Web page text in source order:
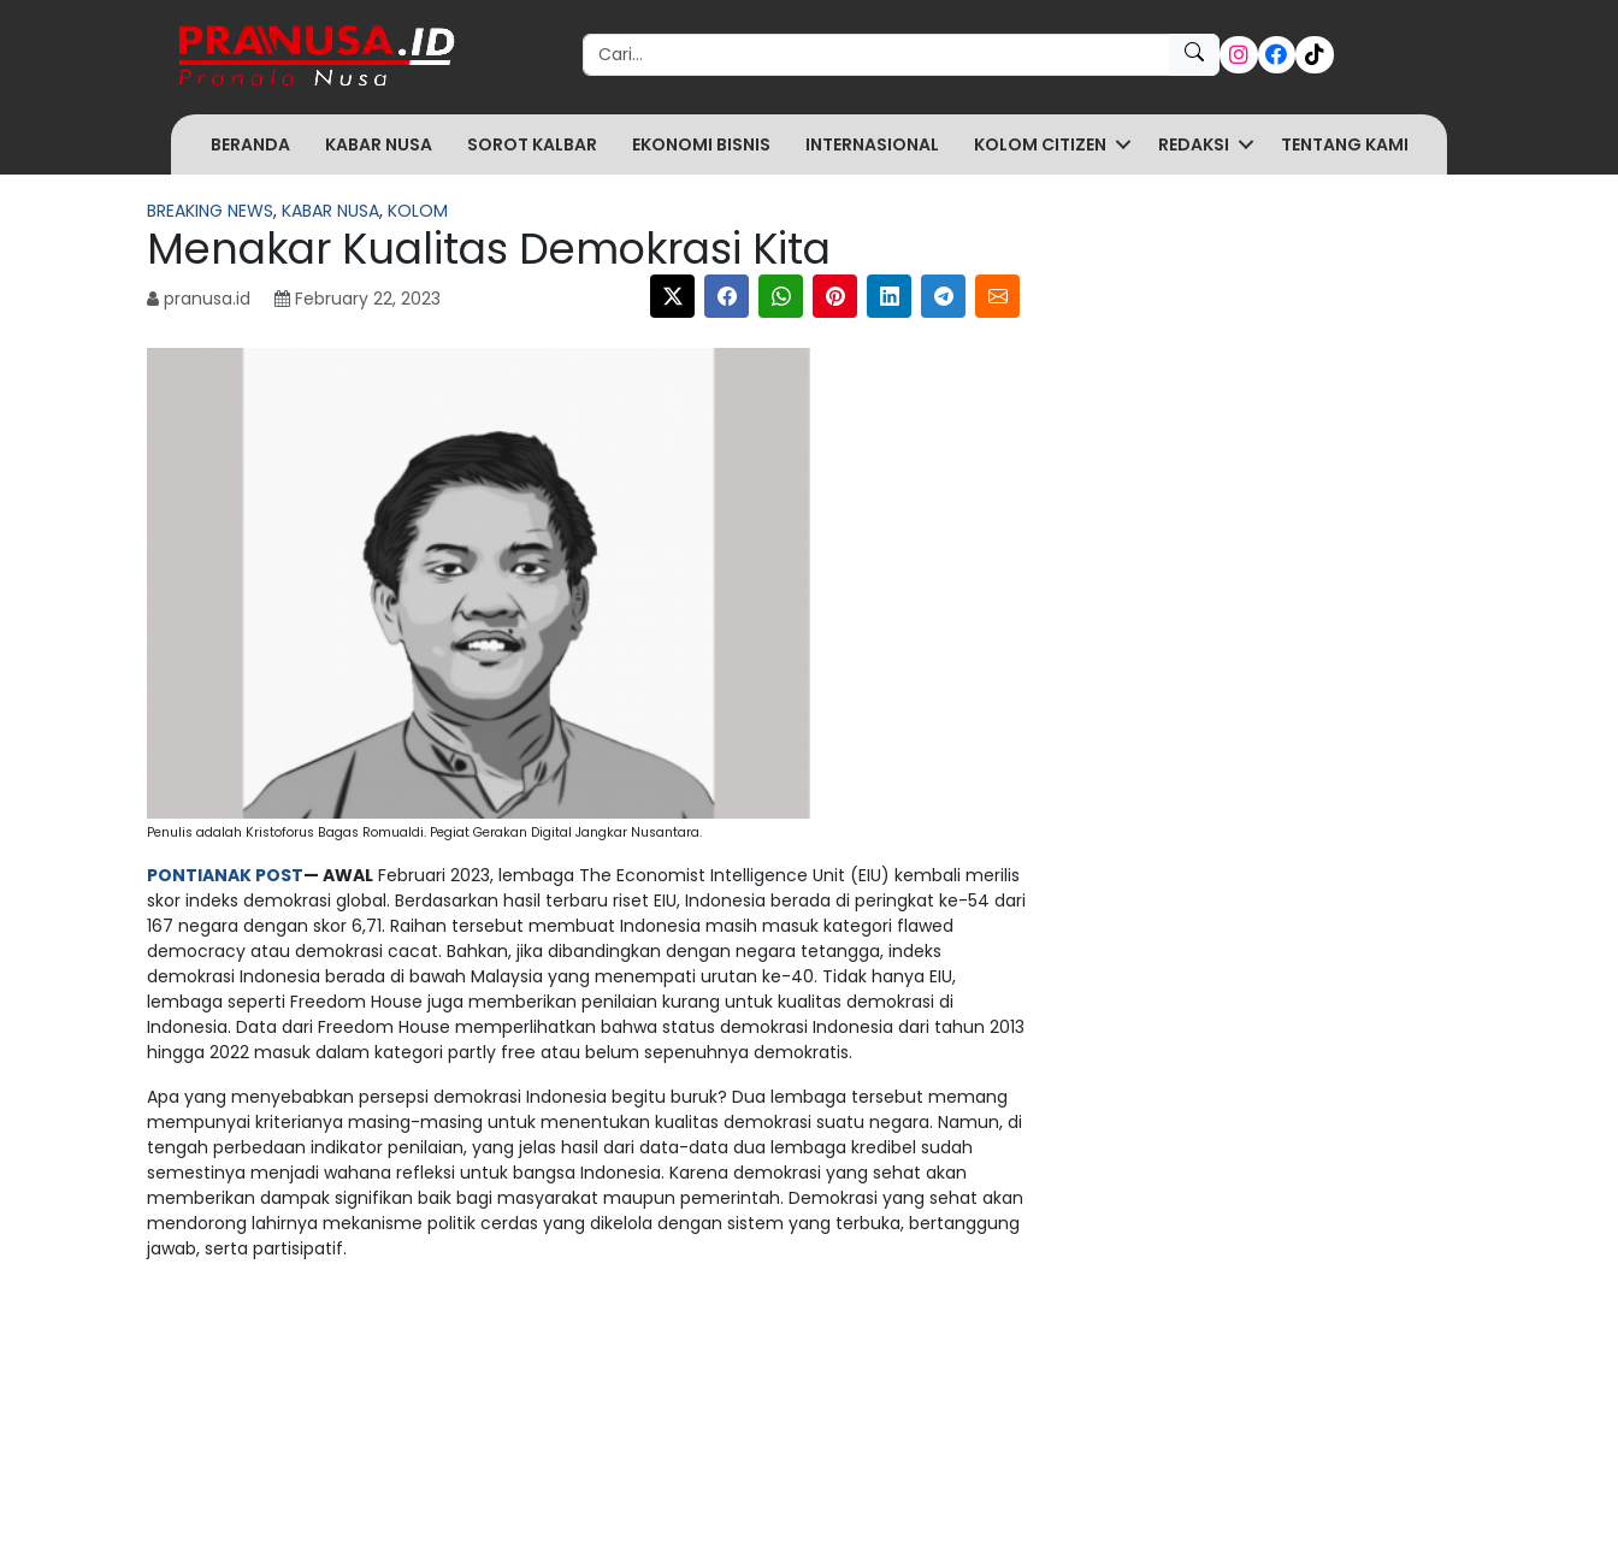
Search for:
BERANDA KABAR NUSA SOROT KALBAR EKONOMI BISNIS INTERNASIONAL KOLOM CITIZEN REDAKSI TENTANG KAMI
BREAKING NEWS, KABAR NUSA, KOLOM
Menakar Kualitas Demokrasi Kita
pranusa.id February 22, 2023
Penulis adalah Kristoforus Bagas Romualdi. Pegiat Gerakan Digital Jangkar Nusantara.
PONTIANAK POST— AWAL Februari 2023, lembaga The Economist Intelligence Unit (EIU) kembali merilis
skor indeks demokrasi global. Berdasarkan hasil terbaru riset EIU, Indonesia berada di peringkat ke-54 dari
167 negara dengan skor 6,71. Raihan tersebut membuat Indonesia masih masuk kategori flawed
democracy atau demokrasi cacat. Bahkan, jika dibandingkan dengan negara tetangga, indeks
demokrasi Indonesia berada di bawah Malaysia yang menempati urutan ke-40. Tidak hanya EIU,
lembaga seperti Freedom House juga memberikan penilaian kurang untuk kualitas demokrasi di
Indonesia. Data dari Freedom House memperlihatkan bahwa status demokrasi Indonesia dari tahun 2013
hingga 2022 masuk dalam kategori partly free atau belum sepenuhnya demokratis.
Apa yang menyebabkan persepsi demokrasi Indonesia begitu buruk? Dua lembaga tersebut memang
mempunyai kriterianya masing-masing untuk menentukan kualitas demokrasi suatu negara. Namun, di
tengah perbedaan indikator penilaian, yang jelas hasil dari data-data dua lembaga kredibel sudah
semestinya menjadi wahana refleksi untuk bangsa Indonesia. Karena demokrasi yang sehat akan
memberikan dampak signifikan baik bagi masyarakat maupun pemerintah. Demokrasi yang sehat akan
mendorong lahirnya mekanisme politik cerdas yang dikelola dengan sistem yang terbuka, bertanggung
jawab, serta partisipatif.